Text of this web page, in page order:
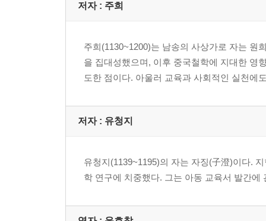
하나. ‘교육의 길’의 뜻을 넓힌다
셋. ‘수양의 길’을 실증한다
저자 : 주희
주희(1130~1200)는 남송의 사상가로 자는 원
을 집대성했으며, 이후 중국철학에 지대한 영
도한 점이다. 아울러 교육과 사회적인 실천에
저자 : 유청지
유청지(1139~1195)의 자는 자징(子澄)이다.
학 연구에 치중했다. 그는 아동 교육서 발간에